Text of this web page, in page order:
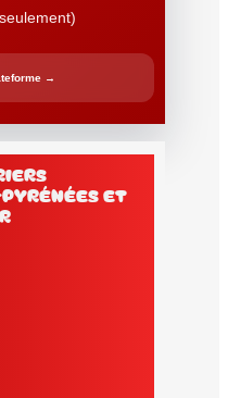
→
Pyrénées et